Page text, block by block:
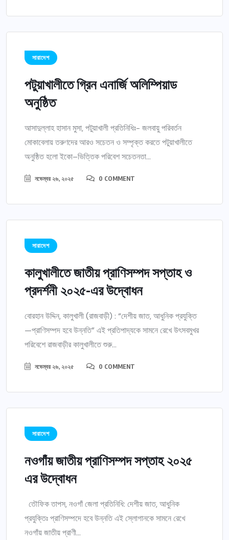
সারাদেশ
পটুয়াখালীতে গ্রিন এনার্জি অলিম্পিয়াড
অনুষ্ঠিত
আসাদুল্লাহ হাসান মুসা, পটুয়াখালী প্রতিনিধিঃ- জলবায়ু পরিবর্তন
মোকাবেলায় তরুণদের আরও সচেতন ও সম্পৃক্ত করতে পটুয়াখালীতে
অনুষ্ঠিত হলো ইকো–ভিত্তিক পরিবেশ সচেতনতা...
নভেম্বর ২৬, ২০২৫ 0 COMMENT
সারাদেশ
কালুখালীতে জাতীয় প্রাণিসম্পদ সপ্তাহ ও
প্রদর্শনী ২০২৫-এর উদ্বোধন
বোরহান উদ্দিন, কালুখালী (রাজবাড়ী) : “দেশীয় জাত, আধুনিক প্রযুক্তি
—প্রাণিসম্পদ হবে উন্নতি” এই প্রতিপাদ্যকে সামনে রেখে উৎসবমুখর
পরিবেশে রাজবাড়ীর কালুখালীতে শুরু...
নভেম্বর ২৬, ২০২৫ 0 COMMENT
সারাদেশ
নওগাঁয় জাতীয় প্রাণিসম্পদ সপ্তাহ ২০২৫
এর উদ্বোধন
তৌফিক তাপস, নওগাঁ জেলা প্রতিনিধি: দেশীয় জাত, আধুনিক
প্রযুক্তিঃ প্রাণিসম্পদে হবে উন্নতি এই স্লোগানকে সামনে রেখে
নওগাঁয় জাতীয় প্রাণী...